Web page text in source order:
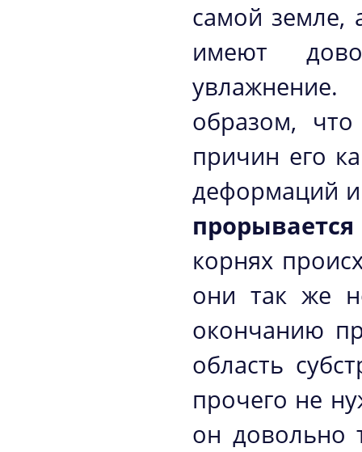
самой земле,
имеют
образом,
причин его
деформаций
корнях
они так же
окончанию
область
прочего не
он довольно